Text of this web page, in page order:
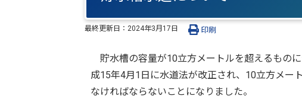
最終更新日： 2024年3月17日 印刷
貯水槽の容量が10立方メートルを超えるもの
成15年4月1日に水道法が改正され、10立方メー
なければならないことになりました。